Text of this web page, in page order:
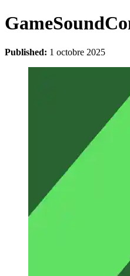
Published: 1 octobre 2025